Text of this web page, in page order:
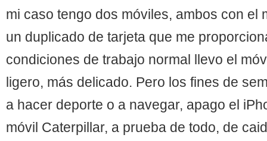
mi caso tengo dos móviles, ambos con el
un duplicado de tarjeta que me
condiciones de trabajo normal llevo el
ligero, más delicado. Pero los fines de
a hacer deporte o a navegar, apago el
móvil Caterpillar, a prueba de todo, de